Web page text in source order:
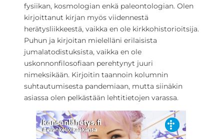
fysiikan, kosmologian enkä paleontologian. Olen
kirjoittanut kirjan myös viidennestä
herätysliikkeestä, vaikka en ole kirkkohistorioitsija.
Puhun ja kirjoitan mielelläni erilaisista
jumalatodistuksista, vaikka en ole
uskonnonfilosofiaan perehtynyt juuri
nimeksikään. Kirjoitin taannoin kolumnin
suhtautumisesta pandemiaan, mutta siinäkin
asiassa olen pelkästään lehtitietojen varassa.